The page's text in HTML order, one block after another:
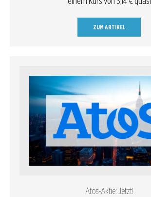
ZUM ARTIKEL
Atos-Aktie: Jetzt!